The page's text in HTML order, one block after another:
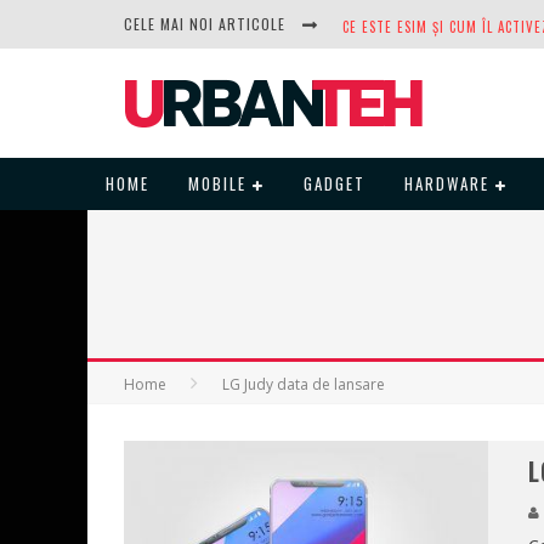
CELE MAI NOI ARTICOLE
DUPĂ ANI DE REFUZURI,
HOME MOBILE GADGET HARDWARE
Home LG Judy data de lansare